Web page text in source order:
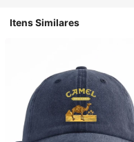
Itens Similares